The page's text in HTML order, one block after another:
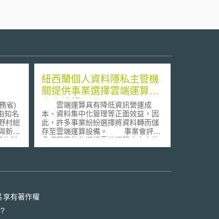
省)
知名
村総
新創
信科
了
省新
考美
紐西蘭個人資料隱私主管機
關提供事業選擇雲端運算廠
商之檢視工具
雲端運算具有降低資訊營運成
本、資料集中化管理等正面效益，因
此，許多事業紛紛選擇將資料轉而儲
存至雲端運算設備。 事業會評估
多項因素做為選擇雲端運算廠商之依
據，這些因素包含資料隱私防護程
享有著作權